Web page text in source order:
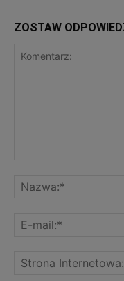
ZOSTAW